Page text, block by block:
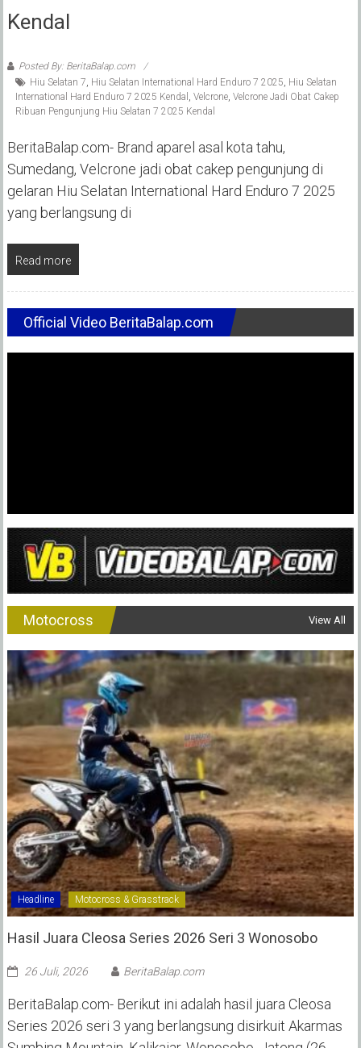
Kendal
Posted By: BeritaBalap.com
Hiu Selatan 7, Hiu Selatan International Hard Enduro 7 2025, Hiu Selatan
International Hard Enduro 7 2025 Kendal , Velcrone, Velcrone Jadi Obat Cakep
Ribuan Pengunjung Hiu Selatan 7 2025 Kendal
‎BeritaBalap.com- Brand aparel asal kota tahu,
Sumedang, Velcrone jadi obat cakep pengunjung di
gelaran Hiu Selatan International Hard Enduro 7 2025
yang berlangsung di
Read more
Official Video BeritaBalap.com
Motocross View All
Headline Motocross & Grasstrack
Hasil Juara Cleosa Series 2026 Seri 3 Wonosobo ‎
26 Juli, 2026 BeritaBalap.com
BeritaBalap.com- Berikut ini adalah hasil juara Cleosa
Series 2026 seri 3 yang berlangsung disirkuit Akarmas